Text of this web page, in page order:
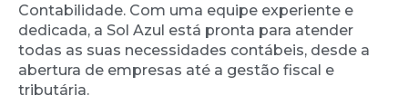
Contabilidade. Com uma equipe experiente e
dedicada, a Sol Azul está pronta para atender
todas as suas necessidades contábeis, desde a
abertura de empresas até a gestão fiscal e
tributária.